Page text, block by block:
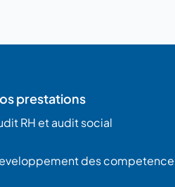
prestations
RH et audit social
des